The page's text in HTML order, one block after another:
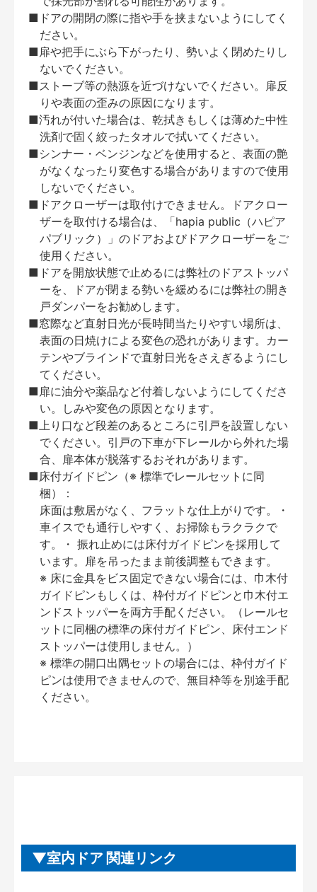
■ドアの開閉の際に指や手を挟まないようにしてく
ださい。
■扉や把手にぶら下がったり、勢いよく閉めたりし
ないでください。
■ストーブ等の熱源を近づけないでください。扉反
りや表面の歪みの原因になります。
■汚れが付いた場合は、乾拭きもしくは薄めた中性
洗剤で固く絞ったタオルで拭いてください。
■シンナー・ベンジンなどを使用すると、表面の艶
がなくなったり変色する場合がありますので使用
しないでください。
■ドアクローザーは取付けできません。ドアクロー
ザーを取付ける場合は、「hapia public（ハピア
パブリック）」のドアおよびドアクローザーをご
使用ください。
■ドアを開放状態で止めるには弊社のドアストッパ
ーを、ドアが閉まる勢いを緩めるには弊社の開き
戸ダンパーをお勧めします。
■窓際など直射日光が長時間当たりやすい場所は、
表面の日焼けによる変色の恐れがあります。カー
テンやブラインドで直射日光をさえぎるようにし
てください。
■扉に油分や薬品など付着しないようにしてくださ
い。しみや変色の原因となります。
■上り口など段差のあるところに引戸を設置しない
でください。引戸の下車が下レールから外れた場
合、扉本体が脱落するおそれがあります。
■床付ガイドピン（※ 標準でレールセットに同
梱）：
床面は敷居がなく、フラットな仕上がりです。・
車イスでも通行しやすく、お掃除もラクラクで
す。・ 振れ止めには床付ガイドピンを採用して
います。扉を吊ったまま前後調整もできます。
※ 床に金具をビス固定できない場合には、巾木付
ガイドピンもしくは、枠付ガイドピンと巾木付エ
ンドストッパーを両方手配ください。（レールセ
ットに同梱の標準の床付ガイドピン、床付エンド
ストッパーは使用しません。）
※ 標準の開口出隅セットの場合には、枠付ガイド
ピンは使用できませんので、無目枠等を別途手配
ください。
室内ドア 関連リンク